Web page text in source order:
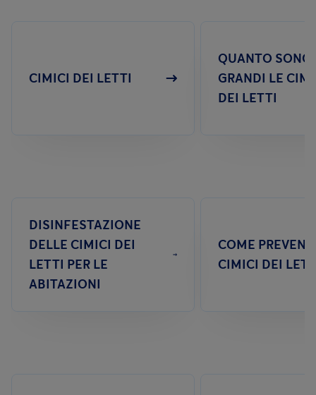
CIMICI DEI LETTI
QUANTO SONO
GRANDI LE
DEI LETTI
DISINFESTAZIONE
DELLE CIMICI DEI
LETTI PER LE
ABITAZIONI
COME
CIMICI DEI